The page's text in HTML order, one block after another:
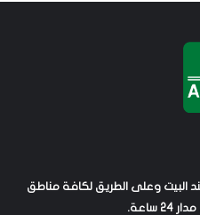
البيت وعلى الطريق لكافة مناطق
ساعة.